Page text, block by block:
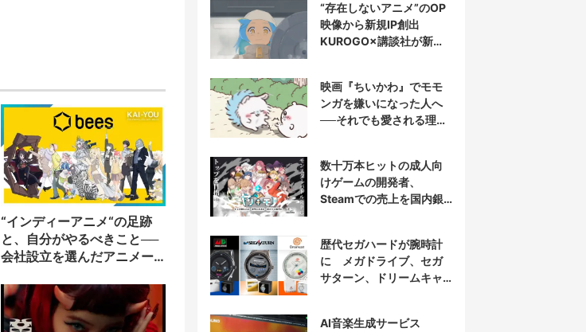
“インディーアニメ“の足跡
と、自分がやるべきこと──
会社設立を選んだアニメー
“存在しないアニメ”のOP
映像から新規IP創出
KUROGO×講談社が新プ
映画『ちいかわ』でモモ
ンガを嫌いになった人へ
──それでも愛される理由
数十万本ヒットの成人向
けゲームの開発者、
Steamでの売上を国内銀
歴代セガハードが腕時計
に メガドライブ、セガ
サターン、ドリームキャ
AI音楽生成サービス